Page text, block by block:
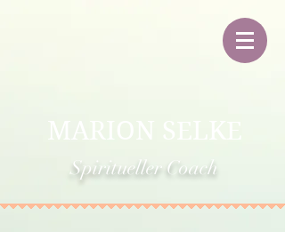
MARION SELKE
Spiritueller Coach